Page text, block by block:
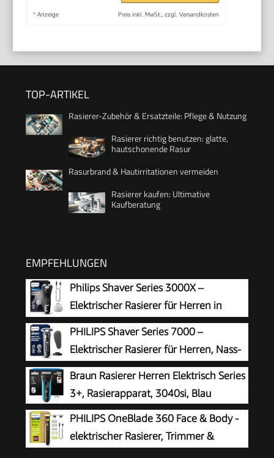
* Anzeige Preis inkl. MwSt., zzgl. Versandkosten
TOP-ARTIKEL
Rasierer-Zubehör & Ersatzteile: Pflege & Nutzung
Rasierer richtig benutzen: glatte,
hautschonende Rasur
Rasurbrand & Hautirritationen vermeiden
Rasierer kaufen: Ultimative
Kaufberatung
EMPFEHLUNGEN
Philips Shaver Series 3000X –
Elektrischer Rasierer für Herren in
Schwarz, Nass- und Trockenrasur, mit
SkinProtect-Technologie, ausklappbarem
Bartschneider (Modell X3001/00)
PHILIPS Shaver Series 7000 –
Elektrischer Rasierer für Herren, Nass-
und Trockenrasierer mit
aufklappbarem Trimmer, Ladestation & Reiseetui
(Modell S7887/35)
Braun Rasierer Herren Elektrisch Series
3+, Rasierapparat, 3040si, Blau
PHILIPS OneBlade 360 Face & Body -
elektrischer Rasierer, Trimmer &